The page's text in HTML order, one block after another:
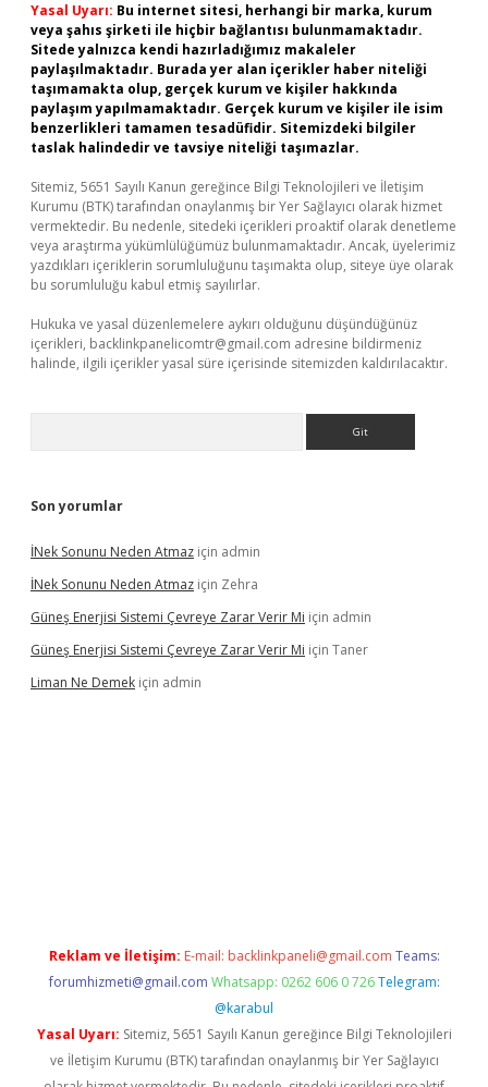
Yasal Uyarı: Bu internet sitesi, herhangi bir marka, kurum
veya şahıs şirketi ile hiçbir bağlantısı bulunmamaktadır.
Sitede yalnızca kendi hazırladığımız makaleler
paylaşılmaktadır. Burada yer alan içerikler haber niteliği
taşımamakta olup, gerçek kurum ve kişiler hakkında
paylaşım yapılmamaktadır. Gerçek kurum ve kişiler ile isim
benzerlikleri tamamen tesadüfidir. Sitemizdeki bilgiler
taslak halindedir ve tavsiye niteliği taşımazlar.
Sitemiz, 5651 Sayılı Kanun gereğince Bilgi Teknolojileri ve İletişim
Kurumu (BTK) tarafından onaylanmış bir Yer Sağlayıcı olarak hizmet
vermektedir. Bu nedenle, sitedeki içerikleri proaktif olarak denetleme
veya araştırma yükümlülüğümüz bulunmamaktadır. Ancak, üyelerimiz
yazdıkları içeriklerin sorumluluğunu taşımakta olup, siteye üye olarak
bu sorumluluğu kabul etmiş sayılırlar.
Hukuka ve yasal düzenlemelere aykırı olduğunu düşündüğünüz
içerikleri, backlinkpanelicomtr@gmail.com adresine bildirmeniz
halinde, ilgili içerikler yasal süre içerisinde sitemizden kaldırılacaktır.
Son yorumlar
İNek Sonunu Neden Atmaz için admin
İNek Sonunu Neden Atmaz için Zehra
Güneş Enerjisi Sistemi Çevreye Zarar Verir Mi için admin
Güneş Enerjisi Sistemi Çevreye Zarar Verir Mi için Taner
Liman Ne Demek için admin
Reklam ve İletişim: E-mail: backlinkpaneli@gmail.com Teams:
forumhizmeti@gmail.com Whatsapp: 0262 606 0 726 Telegram:
@karabul
Yasal Uyarı: Sitemiz, 5651 Sayılı Kanun gereğince Bilgi Teknolojileri
ve İletişim Kurumu (BTK) tarafından onaylanmış bir Yer Sağlayıcı